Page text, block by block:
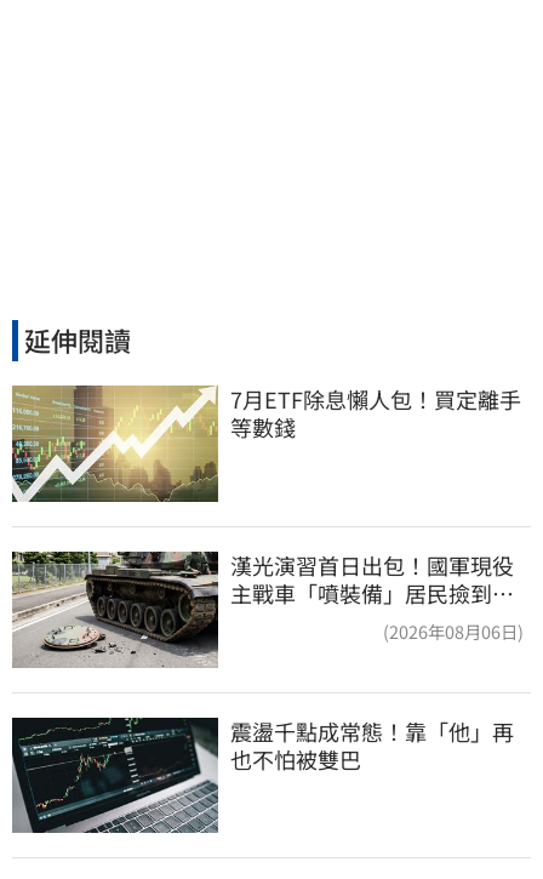
延伸閱讀
7月ETF除息懶人包！買定離手
等數錢
漢光演習首日出包！國軍現役
主戰車「噴裝備」居民撿到零
(2026年08月06日)
震盪千點成常態！靠「他」再
也不怕被雙巴